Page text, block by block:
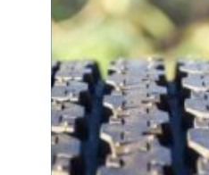
vill hitta en trafikskola i
Borlänge som passar
både plånbok, tidsplan
och sätt att lära...